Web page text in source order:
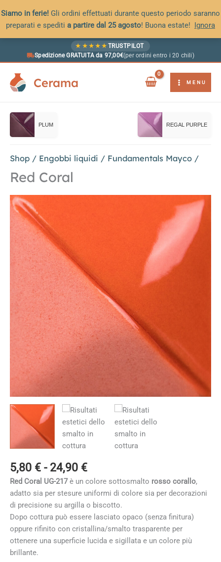
Siamo in ferie! Gli ordini effettuati durante questo periodo saranno
preparati e spediti a partire dal 25 agosto! Buona estate! Ignora
★ ★ ★ ★ ★ TRUSTPILOT
Spedizione GRATUITA da 97,00€(per ordini entro i 20 chili)
Cerama MENU
PLUM REGAL PURPLE
Shop / Engobbi liquidi / Fundamentals Mayco /
Red Coral
5,80 € - 24,90 €Fascia
di
prezzo:
da
5,80 €
a
24,90 €
Red Coral UG-217è un colore sottosmalto rosso corallo,
adatto sia per stesure uniformi di colore sia per decorazioni
di precisione su argilla o biscotto.
Dopo cottura può essere lasciato opaco (senza finitura)
oppure rifinito con cristallina/smalto trasparente per
ottenere una superficie lucida e sigillata e un colore più
brillante.